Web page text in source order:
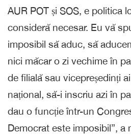
AUR POT și SOS, e politica
consideră necesar. Eu vă
imposibil să aduc, să
nici măcar o zi vechime în
de filială sau vicepreședinți
național, să-i inscriu azi în
dau o funcție într-un
Democrat este imposibil”, a